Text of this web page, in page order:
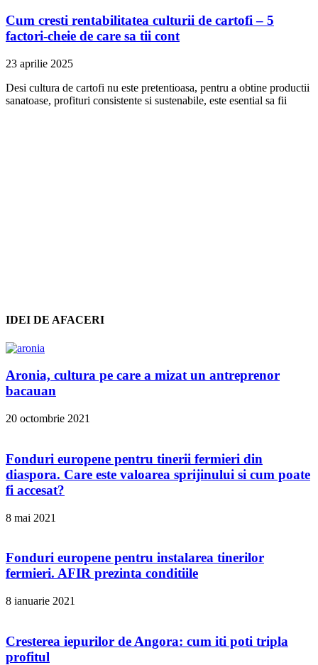
Cum cresti rentabilitatea culturii de cartofi – 5
factori-cheie de care sa tii cont
23 aprilie 2025
Desi cultura de cartofi nu este pretentioasa, pentru a obtine productii
sanatoase, profituri consistente si sustenabile, este esential sa fii
IDEI DE AFACERI
Aronia, cultura pe care a mizat un antreprenor
bacauan
20 octombrie 2021
Fonduri europene pentru tinerii fermieri din
diaspora. Care este valoarea sprijinului si cum poate
fi accesat?
8 mai 2021
Fonduri europene pentru instalarea tinerilor
fermieri. AFIR prezinta conditiile
8 ianuarie 2021
Cresterea iepurilor de Angora: cum iti poti tripla
profitul